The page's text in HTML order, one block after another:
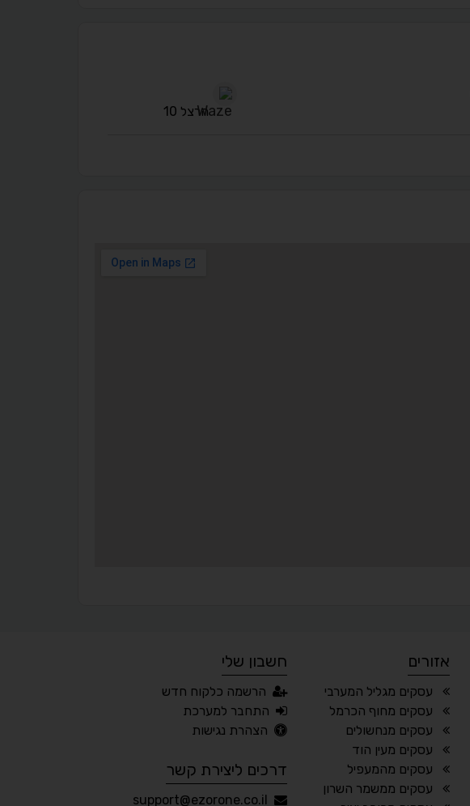
הרצל 10
אזורים
עסקים מגליל המערבי
עסקים מחוף הכרמל
עסקים מנחשולים
עסקים מעין הוד
עסקים מהמעפיל
עסקים ממשמר השרון
חשבון שלי
הרשמה כלקוח חדש
התחבר למערכת
הצהרת נגישות
דרכים ליצירת קשר
support@ezorone.co.il
◑
𝔸
📖 דיסלקציה
🖱 מוטורי
English